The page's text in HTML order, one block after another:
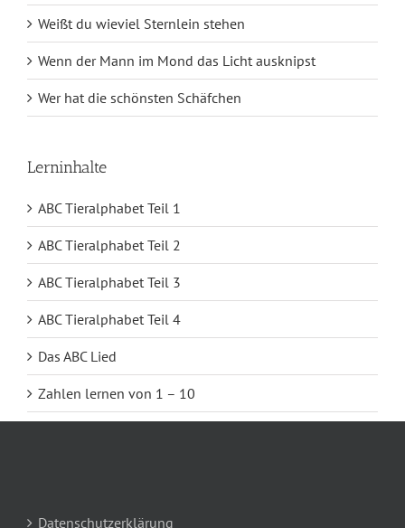
Weißt du wieviel Sternlein stehen
Wenn der Mann im Mond das Licht ausknipst
Wer hat die schönsten Schäfchen
Lerninhalte
ABC Tieralphabet Teil 1
ABC Tieralphabet Teil 2
ABC Tieralphabet Teil 3
ABC Tieralphabet Teil 4
Das ABC Lied
Zahlen lernen von 1 – 10
Datenschutzerklärung